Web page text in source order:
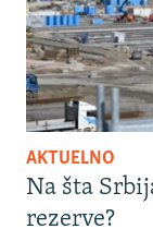
AKTUELNO
Na šta
rezerve?